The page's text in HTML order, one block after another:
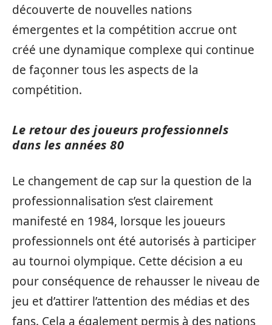
découverte de nouvelles nations
émergentes et la compétition accrue ont
créé une dynamique complexe qui continue
de façonner tous les aspects de la
compétition.
Le retour des joueurs professionnels
dans les années 80
Le changement de cap sur la question de la
professionnalisation s’est clairement
manifesté en 1984, lorsque les joueurs
professionnels ont été autorisés à participer
au tournoi olympique. Cette décision a eu
pour conséquence de rehausser le niveau de
jeu et d’attirer l’attention des médias et des
fans. Cela a également permis à des nations